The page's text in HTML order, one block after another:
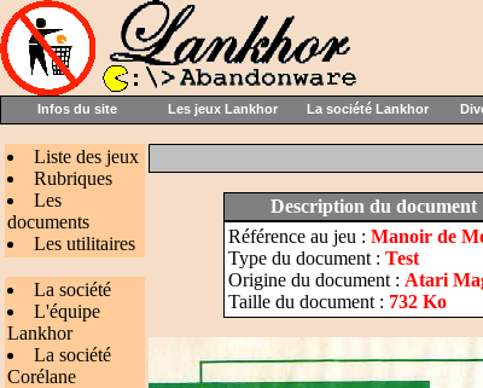
Infos du site Les jeux Lankhor La société Lankhor
Liste des jeux
Rubriques
Les
documents
Les utilitaires
La société
L'équipe
Lankhor
La société
Corélane
Description du document
Référence au jeu : Manoir de
Type du document : Test
Origine du document : Atari
Taille du document : 732 Ko